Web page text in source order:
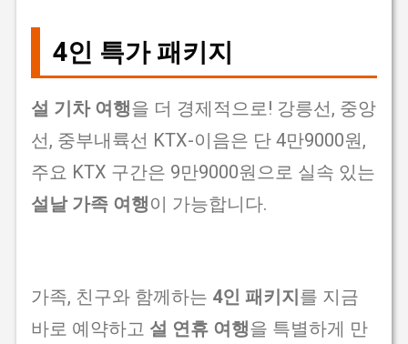
4인 특가 패키지
설 기차 여행을 더 경제적으로! 강릉선, 중앙
선, 중부내륙선 KTX-이음은 단 4만9000원,
주요 KTX 구간은 9만9000원으로 실속 있는
설날 가족 여행이 가능합니다.
가족, 친구와 함께하는 4인 패키지를 지금
바로 예약하고 설 연휴 여행을 특별하게 만